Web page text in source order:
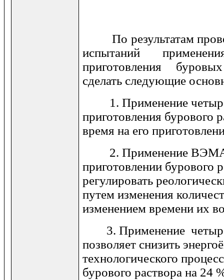
По результатам
испытаний
приготовления
сделать следующие
1. Применение
приготовления бурового
время на его
2. Применение
приготовлении бурового
регулировать
путем изменения
изменением времени их
3. Применение
позволяет снизить
технологического
бурового раствора на 24